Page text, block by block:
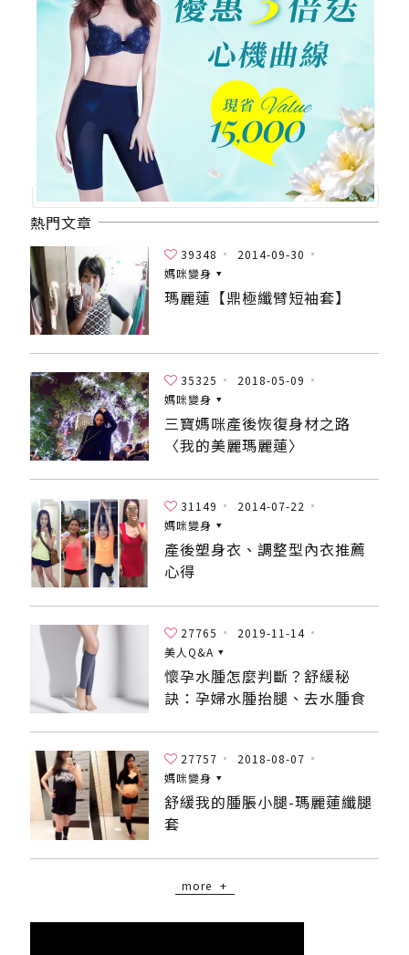
熱門文章
39348
2014-09-30
媽咪變身
瑪麗蓮【鼎極纖臂短袖套】
35325
2018-05-09
媽咪變身
三寶媽咪產後恢復身材之路
〈我的美麗瑪麗蓮〉
31149
2014-07-22
媽咪變身
產後塑身衣、調整型內衣推薦
心得
27765
2019-11-14
美人Q&A
懷孕水腫怎麼判斷？舒緩秘
訣：孕婦水腫抬腿、去水腫食
27757
2018-08-07
媽咪變身
舒緩我的腫脹小腿-瑪麗蓮纖腿
套
more